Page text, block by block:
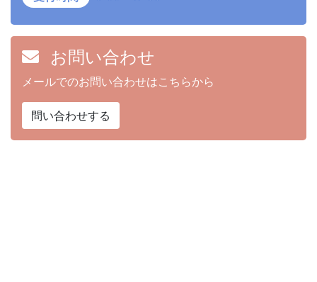
お問い合わせ
メールでのお問い合わせはこちらから
問い合わせする